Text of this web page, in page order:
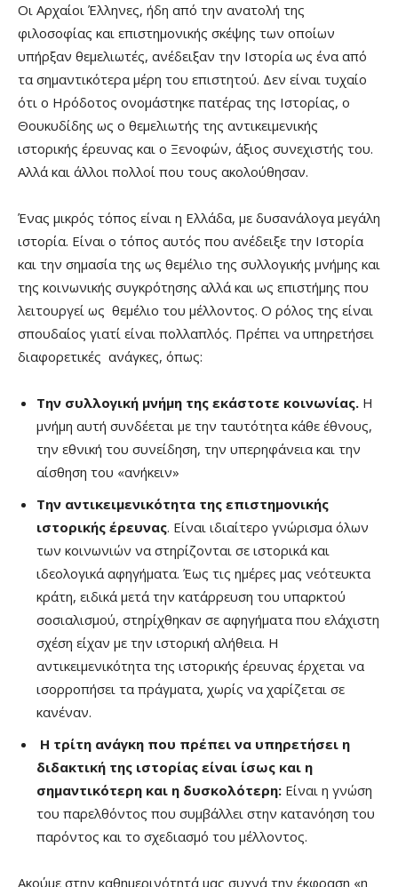
Οι Αρχαίοι Έλληνες, ήδη από την ανατολή της
φιλοσοφίας και επιστημονικής σκέψης των οποίων
υπήρξαν θεμελιωτές, ανέδειξαν την Ιστορία ως ένα από
τα σημαντικότερα μέρη του επιστητού. Δεν είναι τυχαίο
ότι ο Ηρόδοτος ονομάστηκε πατέρας της Ιστορίας, ο
Θουκυδίδης ως ο θεμελιωτής της αντικειμενικής
ιστορικής έρευνας και ο Ξενοφών, άξιος συνεχιστής του.
Αλλά και άλλοι πολλοί που τους ακολούθησαν.
Ένας μικρός τόπος είναι η Ελλάδα, με δυσανάλογα μεγάλη
ιστορία. Είναι ο τόπος αυτός που ανέδειξε την Ιστορία
και την σημασία της ως θεμέλιο της συλλογικής μνήμης και
της κοινωνικής συγκρότησης αλλά και ως επιστήμης που
λειτουργεί ως θεμέλιο του μέλλοντος. Ο ρόλος της είναι
σπουδαίος γιατί είναι πολλαπλός. Πρέπει να υπηρετήσει
διαφορετικές ανάγκες, όπως:
Την συλλογική μνήμη της εκάστοτε κοινωνίας. Η
μνήμη αυτή συνδέεται με την ταυτότητα κάθε έθνους,
την εθνική του συνείδηση, την υπερηφάνεια και την
αίσθηση του «ανήκειν»
Την αντικειμενικότητα της επιστημονικής
ιστορικής έρευνας. Είναι ιδιαίτερο γνώρισμα όλων
των κοινωνιών να στηρίζονται σε ιστορικά και
ιδεολογικά αφηγήματα. Έως τις ημέρες μας νεότευκτα
κράτη, ειδικά μετά την κατάρρευση του υπαρκτού
σοσιαλισμού, στηρίχθηκαν σε αφηγήματα που ελάχιστη
σχέση είχαν με την ιστορική αλήθεια. Η
αντικειμενικότητα της ιστορικής έρευνας έρχεται να
ισορροπήσει τα πράγματα, χωρίς να χαρίζεται σε
κανέναν.
Η τρίτη ανάγκη που πρέπει να υπηρετήσει η
διδακτική της ιστορίας είναι ίσως και η
σημαντικότερη και η δυσκολότερη: Είναι η γνώση
του παρελθόντος που συμβάλλει στην κατανόηση του
παρόντος και το σχεδιασμό του μέλλοντος.
Ακούμε στην καθημερινότητά μας συχνά την έκφραση «η